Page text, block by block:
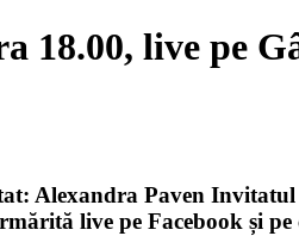
18.00, live pe
Alexandra Paven Invitatul
live pe Facebook și pe